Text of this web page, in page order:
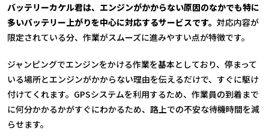
バッテリーカケル君は、エンジンがかからない原因のなかでも特に
多いバッテリー上がりを中心に対応するサービスです。 対応内容が
限定されている分、作業がスムーズに進みやすい点が特徴です。
ジャンピングでエンジンをかける作業を基本としており、停まって
いる場所とエンジンがかからない理由を伝えるだけで、すぐに駆け
付けてくれます。GPSシステムを利用するため、作業員の到着まで
に何分かかるかがすぐにわかるため、路上での不安な待機時間を減
らせます。